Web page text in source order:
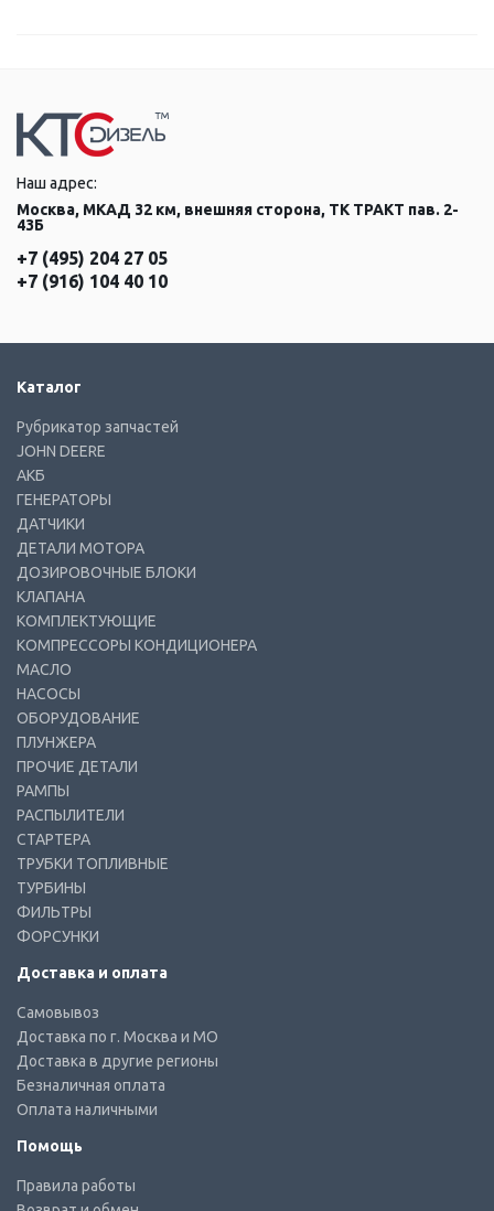
Наш адрес:
Москва, МКАД 32 км, внешняя сторона, ТК ТРАКТ пав. 2-
43Б
+7 (495) 204 27 05
+7 (916) 104 40 10
Каталог
Рубрикатор запчастей
JOHN DEERE
АКБ
ГЕНЕРАТОРЫ
ДАТЧИКИ
ДЕТАЛИ МОТОРА
ДОЗИРОВОЧНЫЕ БЛОКИ
КЛАПАНА
КОМПЛЕКТУЮЩИЕ
КОМПРЕССОРЫ КОНДИЦИОНЕРА
МАСЛО
НАСОСЫ
ОБОРУДОВАНИЕ
ПЛУНЖЕРА
ПРОЧИЕ ДЕТАЛИ
РАМПЫ
РАСПЫЛИТЕЛИ
СТАРТЕРА
ТРУБКИ ТОПЛИВНЫЕ
ТУРБИНЫ
ФИЛЬТРЫ
ФОРСУНКИ
Доставка и оплата
Самовывоз
Доставка по г. Москва и МО
Доставка в другие регионы
Безналичная оплата
Оплата наличными
Помощь
Правила работы